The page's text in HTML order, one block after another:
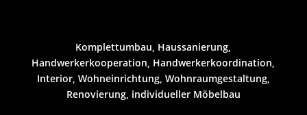
Komplettumbau, Haussanierung,
Handwerkerkooperation, Handwerkerkoordination,
Interior, Wohneinrichtung, Wohnraumgestaltung,
Renovierung, individueller Möbelbau